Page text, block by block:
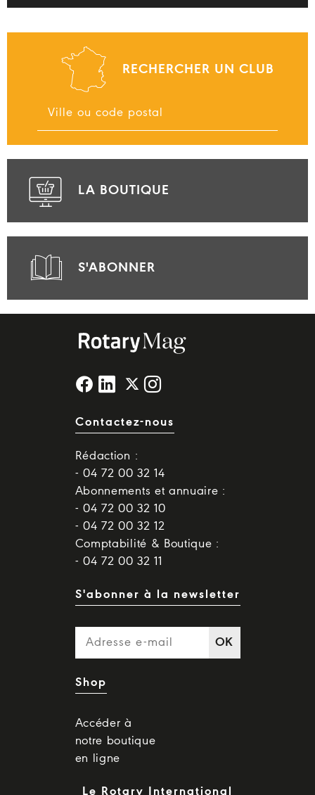
RECHERCHER UN CLUB
LA BOUTIQUE
S'ABONNER
Contactez-nous
Rédaction :
- 04 72 00 32 14
Abonnements et annuaire :
- 04 72 00 32 10
- 04 72 00 32 12
Comptabilité & Boutique :
- 04 72 00 32 11
S'abonner à la newsletter
OK
Shop
Accéder à
notre boutique
en ligne
Le Rotary International